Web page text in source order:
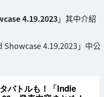
4.19.2023」其中介紹
4.19.2023」中公